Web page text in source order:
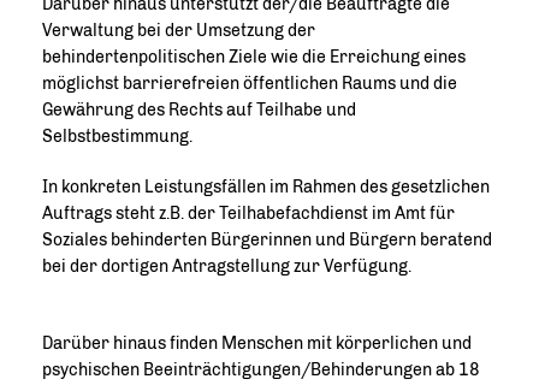
Darüber hinaus unterstützt der/die Beauftragte die
Verwaltung bei der Umsetzung der
behindertenpolitischen Ziele wie die Erreichung eines
möglichst barrierefreien öffentlichen Raums und die
Gewährung des Rechts auf Teilhabe und
Selbstbestimmung.
In konkreten Leistungsfällen im Rahmen des gesetzlichen
Auftrags steht z.B. der Teilhabefachdienst im Amt für
Soziales behinderten Bürgerinnen und Bürgern beratend
bei der dortigen Antragstellung zur Verfügung.
Darüber hinaus finden Menschen mit körperlichen und
psychischen Beeinträchtigungen/Behinderungen ab 18